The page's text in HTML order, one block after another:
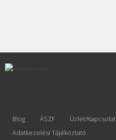
Blog ÁSZF Üzlet/Kapcsolat
Adatkezelési Tájékoztató